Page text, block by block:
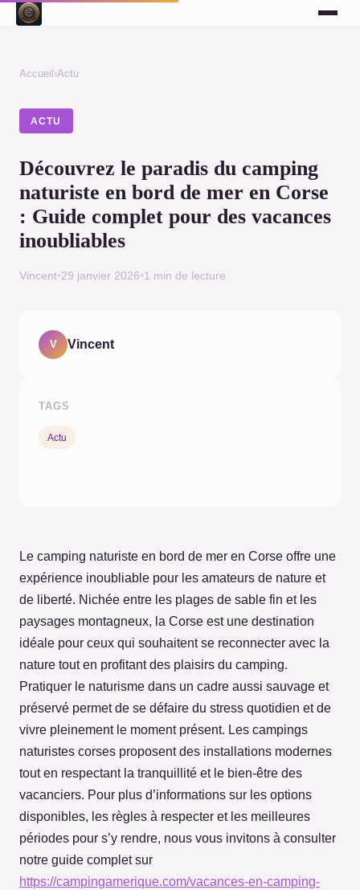
Accueil ›Actu
ACTU
Découvrez le paradis du camping
naturiste en bord de mer en Corse
: Guide complet pour des vacances
inoubliables
Vincent•29 janvier 2026•1 min de lecture
Le camping naturiste en bord de mer en Corse offre une
expérience inoubliable pour les amateurs de nature et
de liberté. Nichée entre les plages de sable fin et les
paysages montagneux, la Corse est une destination
idéale pour ceux qui souhaitent se reconnecter avec la
nature tout en profitant des plaisirs du camping.
Pratiquer le naturisme dans un cadre aussi sauvage et
préservé permet de se défaire du stress quotidien et de
vivre pleinement le moment présent. Les campings
naturistes corses proposent des installations modernes
tout en respectant la tranquillité et le bien-être des
vacanciers. Pour plus d’informations sur les options
disponibles, les règles à respecter et les meilleures
périodes pour s’y rendre, nous vous invitons à consulter
notre guide complet sur
https://campingamerique.com/vacances-en-camping-
V Vincent
TAGS
Actu